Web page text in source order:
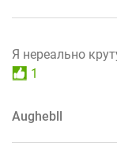
Я нереально
1
Aughebll